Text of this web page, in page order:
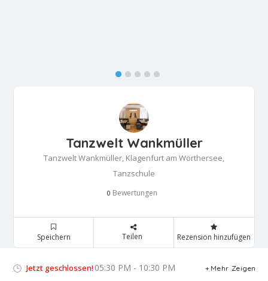
Tanzwelt Wankmüller
Tanzwelt Wankmüller, Klagenfurt am Wörthersee,
Tanzschule
0 Bewertungen
Speichern Teilen Rezension hinzufügen
Jetzt geschlossen! 05:30 PM - 10:30 PM Mehr Zeigen